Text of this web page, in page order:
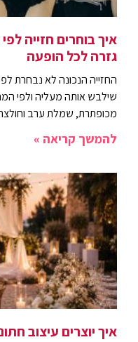
איך בוחרים חזייה
גזרה לכל הופעה
החזייה הנכונה לא נבחרת
שילבש אותה מעליה ולפי
מכופתרת, שמלת ערב
להמשך קריאה »
איך יוצרים עיצוב